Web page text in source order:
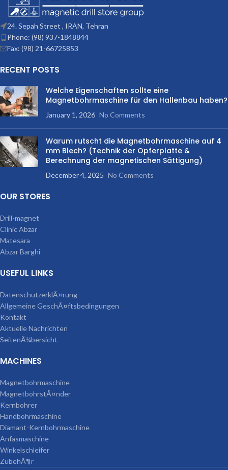
24. Sepah Street , IRAN, Tehran
Phone: (98) 937-1848844
Fax: (98) 21-66725853
RECENT POSTS
Welche Eigenschaften sollte eine
Magnetbohrmaschine für den Hallenbau haben?
January 1, 2026 No Comments
Warum rutscht die Magnetbohrmaschine auf 4
mm Blech? (Technik der Opferplatte &
Berechnung der magnetischen Sättigung)
December 4, 2025 No Comments
OUR STORES
Drill-magnet
Clinic Abzar
Matesara
Abzar Barghi
USEFUL LINKS
DatenschutzerklÃ¤rung
Allgemeine GeschÃ¤ftsbedingungen
Kontakt
Aktuelle Nachrichten
SeitenÃ¼bersicht
MACHINES
Magnetbohrmaschine
MagnetbohrstÃ¤nder
Kernbohrer
Handbohrmaschine
Diamant-Kernbohrmaschine
Anfasmaschine
Winkelschleifer
ZubehÃ¶r